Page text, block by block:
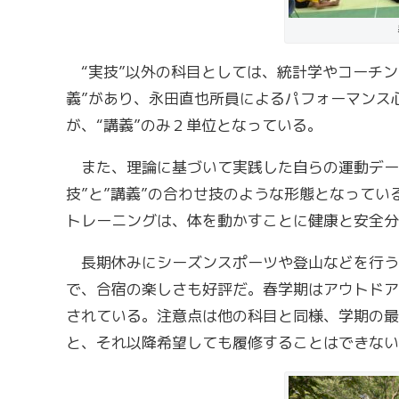
“実技”以外の科目としては、統計学やコーチ
義”があり、永田直也所員によるパフォーマン
が、“講義”のみ２単位となっている。
また、理論に基づいて実践した自らの運動デ
技”と”講義”の合わせ技のような形態となって
トレーニングは、体を動かすことに健康と安全
長期休みにシーズンスポーツや登山などを行
で、合宿の楽しさも好評だ。春学期はアウトド
されている。注意点は他の科目と同様、学期の
と、それ以降希望しても履修することはできな